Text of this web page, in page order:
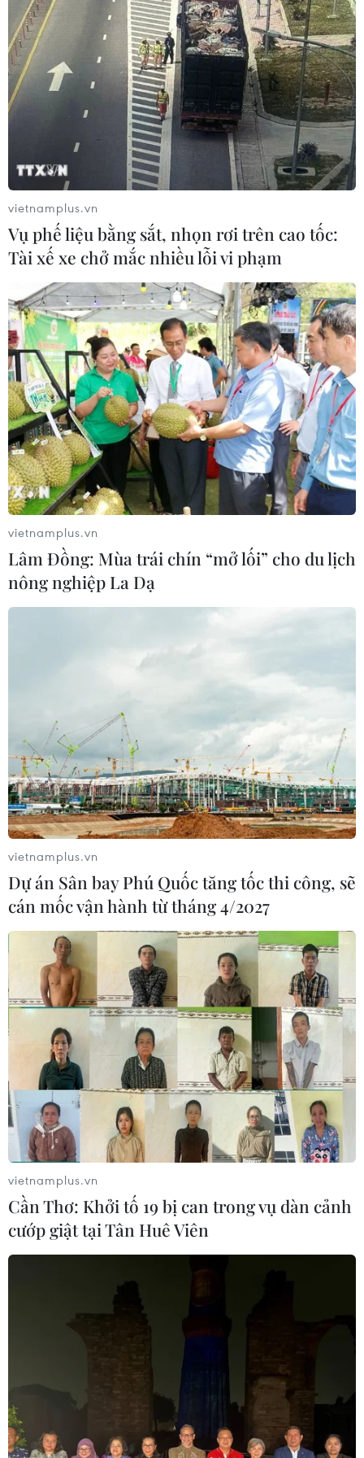
TIN CÙNG CHUYÊN MỤC
Giải quyết khó khăn, vướng mắc
trong lĩnh vực thuế và hải quan
Mỹ chi hơn 2 tỷ USD thúc đẩy ngành
pin và khoáng sản nội địa
08/08/2026 08:16
vietnamplus.vn
Vụ phế liệu bằng sắt, nhọn rơi trên cao tốc:
Tài xế xe chở mắc nhiều lỗi vi phạm
vietnamplus.vn
Lâm Đồng: Mùa trái chín “mở lối” cho du lịch
nông nghiệp La Dạ
vietnamplus.vn
Dự án Sân bay Phú Quốc tăng tốc thi công, sẽ
cán mốc vận hành từ tháng 4/2027
vietnamplus.vn
Cần Thơ: Khởi tố 19 bị can trong vụ dàn cảnh
cướp giật tại Tân Huê Viên